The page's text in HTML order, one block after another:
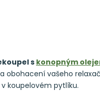
skonopným
obohacení vašeho
koupelovém pytlíku.